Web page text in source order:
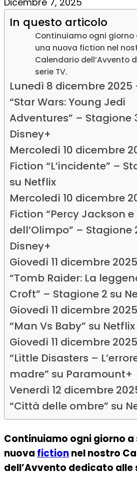
In questo articolo
Continuiamo ogni giorno
una nuova fiction nel
Calendario dell’Avvento
serie TV.
Lunedì 8 dicembre 2025
“Star Wars: Young Jedi
Adventures” – Stagione
Disney+
Mercoledì 10 dicembre
Fiction “L’incidente” –
su Netflix
Mercoledì 10 dicembre
Fiction “Percy Jackson e
dell’Olimpo” – Stagione
Disney+
Giovedì 11 dicembre
“Tomb Raider: La
Croft” – Stagione 2 su
Giovedì 11 dicembre
“Man Vs Baby” su Netflix
Giovedì 11 dicembre
“Little Disasters –
madre” su Paramount+
Venerdì 12 dicembre
“Città delle ombre” su
Continuiamo ogni giorno a
nuova fictionnel nostro
dell’Avvento dedicato alle